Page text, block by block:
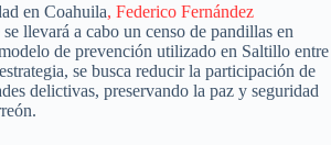
en Coahuila, Federico Fernández
llevará a cabo un censo de pandillas en
de prevención utilizado en Saltillo entre
se busca reducir la participación de
delictivas, preservando la paz y seguridad